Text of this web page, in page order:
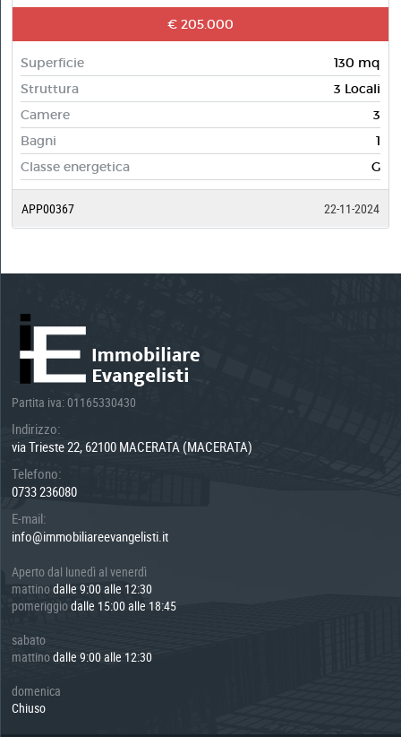
€ 205.000
Superficie
130 mq
Struttura
3 Locali
Camere
3
Bagni
1
Classe energetica
G
APP00367 22-11-2024
Partita iva: 01165330430
Indirizzo:
via Trieste 22, 62100 MACERATA (MACERATA)
Telefono:
0733 236080
E-mail:
info@immobiliareevangelisti.it
Aperto dal lunedì al venerdì
mattinodalle 9:00 alle 12:30
pomeriggiodalle 15:00 alle 18:45
sabato
mattinodalle 9:00 alle 12:30
domenica
Chiuso